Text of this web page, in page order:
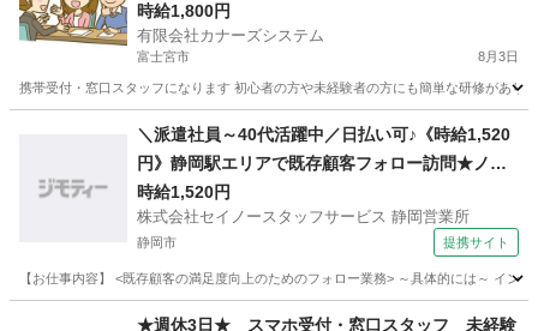
時給1,800円
有限会社カナーズシステム
富士宮市 8月3日
携帯受付・窓口スタッフになります 初心者の方や未経験者の方にも簡単な研修があ
携帯ショップ スタッフ
＼派遣社員～40代活躍中／日払い可♪《時給1,520
円》静岡駅エリアで既存顧客フォロー訪問★ノル
マなし×週3日～OK
時給1,520円
株式会社セイノースタッフサービス 静岡営業所
静岡市 提携サイト
【お仕事内容】 <既存顧客の満足度向上のためのフォロー業務> ～具体的には～ イ
営業
★週休3日★ スマホ受付・窓口スタッフ 未経験